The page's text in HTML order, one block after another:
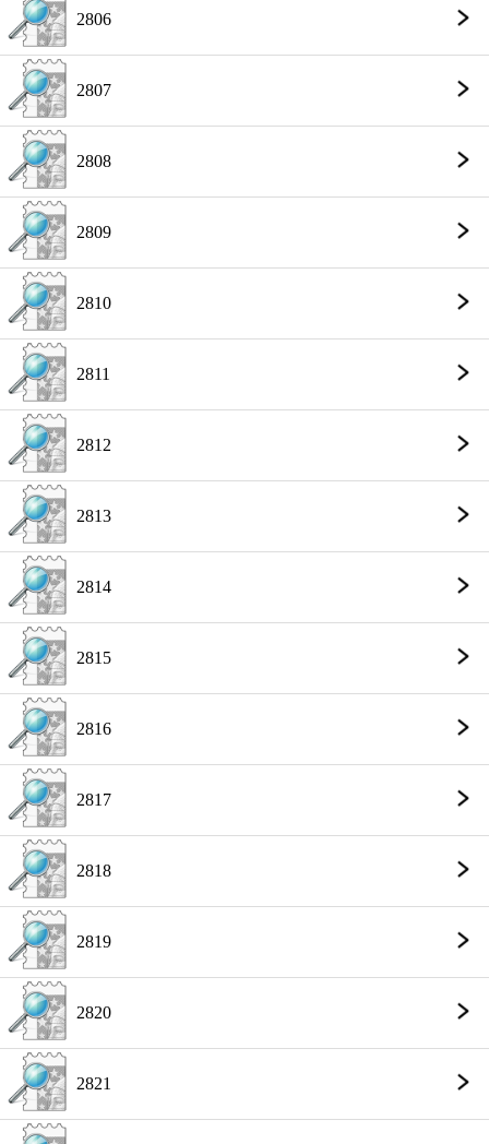
2806
2807
2808
2809
2810
2811
2812
2813
2814
2815
2816
2817
2818
2819
2820
2821